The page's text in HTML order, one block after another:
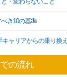
き10の基準
ャリアからの乗り換え
の流れ